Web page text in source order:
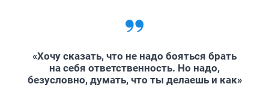
«Хочу сказать, что не надо бояться брать
на себя ответственность. Но надо,
безусловно, думать, что ты делаешь и как»